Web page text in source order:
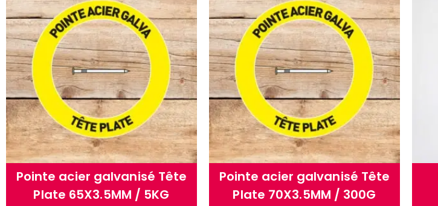
Pointe acier galvanisé Tête
Plate 65X3.5MM / 5KG
Pointe acier galvanisé Tête
Plate 70X3.5MM / 300G